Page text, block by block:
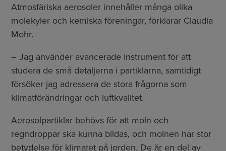
Atmosfäriska aerosoler innehåller många olika
molekyler och kemiska föreningar, förklarar Claudia
Mohr.
– Jag använder avancerade instrument för att
studera de små detaljerna i partiklarna, samtidigt
försöker jag adressera de stora frågorna som
klimatförändringar och luftkvalitet.
Aerosolpartiklar behövs för att moln och
regndroppar ska kunna bildas, och molnen har stor
betydelse för klimatet på jorden. De är en del av